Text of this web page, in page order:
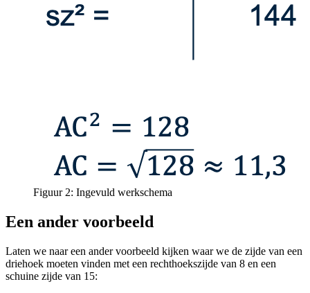
Figuur 2: Ingevuld werkschema
Een ander voorbeeld
Laten we naar een ander voorbeeld kijken waar we de zijde van een
driehoek moeten vinden met een rechthoekszijde van 8 en een
schuine zijde van 15: